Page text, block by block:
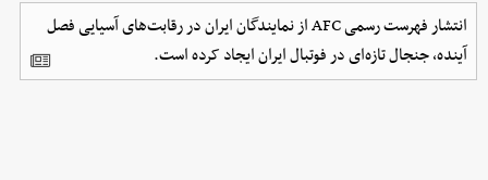
انتشار فهرست رسمی AFC از نمایندگان ایران در رقابت‌های آسیایی فصل
آینده، جنجال تازه‌ای در فوتبال ایران ایجاد کرده است.